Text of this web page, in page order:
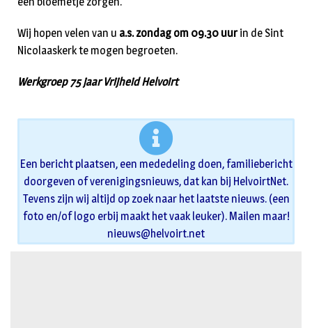
Wij hopen velen van u a.s. zondag om 09.30 uurin de Sint
Nicolaaskerk te mogen begroeten.
Werkgroep 75 jaar Vrijheid Helvoirt
Een bericht plaatsen, een mededeling doen, familiebericht
doorgeven of verenigingsnieuws, dat kan bij HelvoirtNet.
Tevens zijn wij altijd op zoek naar het laatste nieuws. (een
foto en/of logo erbij maakt het vaak leuker). Mailen maar!
nieuws@helvoirt.net